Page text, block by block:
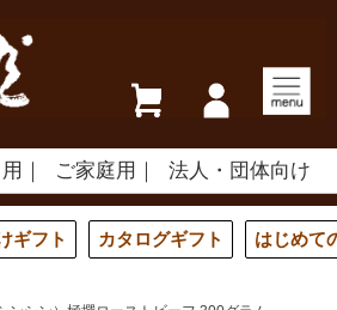
ご家庭用 法人・団体向け
ギフト カタログギフト はじめて